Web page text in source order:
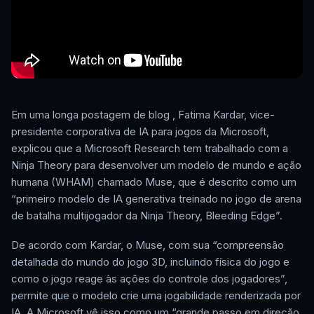
Em uma longa postagem de blog , Fatima Kardar, vice-
presidente corporativa de IA para jogos da Microsoft,
explicou que a Microsoft Research tem trabalhado com a
Ninja Theory para desenvolver um modelo de mundo e ação
humana (WHAM) chamado Muse, que é descrito como um
“primeiro modelo de IA generativa treinado no jogo de arena
de batalha multijogador da Ninja Theory, Bleeding Edge”.
De acordo com Kardar, o Muse, com sua “compreensão
detalhada do mundo do jogo 3D, incluindo física do jogo e
como o jogo reage às ações do controle dos jogadores”,
permite que o modelo crie uma jogabilidade renderizada por